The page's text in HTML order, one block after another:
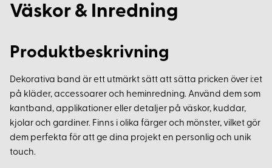
Väskor & Inredning
Produktbeskrivning
Dekorativa band är ett utmärkt sätt att sätta pricken över i:et
på kläder, accessoarer och heminredning. Använd dem som
kantband, applikationer eller detaljer på väskor, kuddar,
kjolar och gardiner. Finns i olika färger och mönster, vilket gör
dem perfekta för att ge dina projekt en personlig och unik
touch.